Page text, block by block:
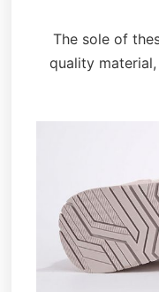
The sole of
quality